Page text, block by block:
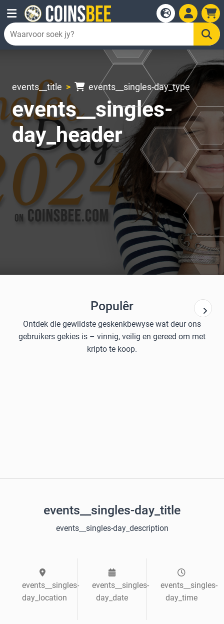
events__title events__singles-day_type
events__singles-
day_header
Populêr
Ontdek die gewildste geskenkbewyse wat deur ons
gebruikers gekies is – vinnig, veilig en gereed om met
kripto te koop.
events__singles-day_title
events__singles-day_description
events__singles-
day_location
events__singles-
day_date
events__singles-
day_time